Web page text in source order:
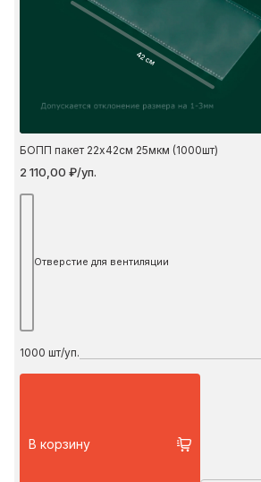
42 см
БОПП пакет 22х42см 25мкм (1000шт)
2 110,00 ₽/уп.
Отверстие для вентиляции
1000 шт/уп.
В корзину